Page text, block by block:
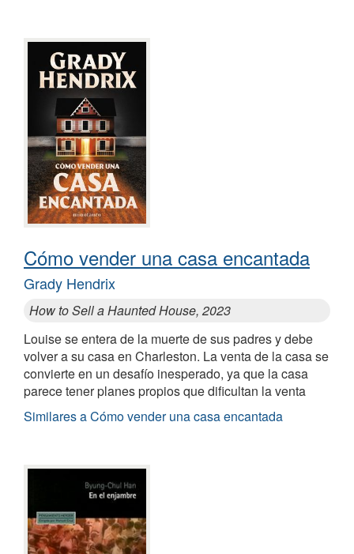
Cómo vender una casa encantada
Grady Hendrix
How to Sell a Haunted House, 2023
Louise se entera de la muerte de sus padres y debe
volver a su casa en Charleston. La venta de la casa se
convierte en un desafío inesperado, ya que la casa
parece tener planes propios que dificultan la venta
Similares a Cómo vender una casa encantada